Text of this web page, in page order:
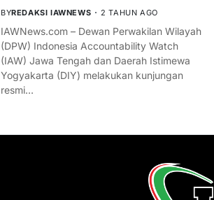
BYREDAKSI IAWNEWS 2 TAHUN AGO
IAWNews.com – Dewan Perwakilan Wilayah
(DPW) Indonesia Accountability Watch
(IAW) Jawa Tengah dan Daerah Istimewa
Yogyakarta (DIY) melakukan kunjungan
resmi…